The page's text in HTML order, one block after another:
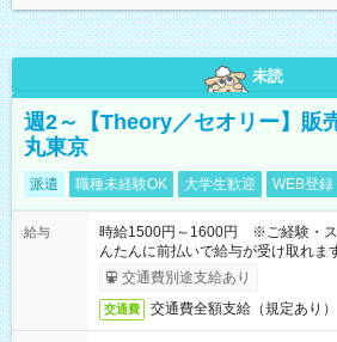
未読
週2～【Theory／セオリー】
丸東京
派遣 職種未経験OK 大学生歓迎 WEB登
給与
時給1500円～1600円 ※ご経験・ス
んたんに前払いで給与が受け取れま
交通費別途支給あり
交通費 交通費全額支給（規定あり）